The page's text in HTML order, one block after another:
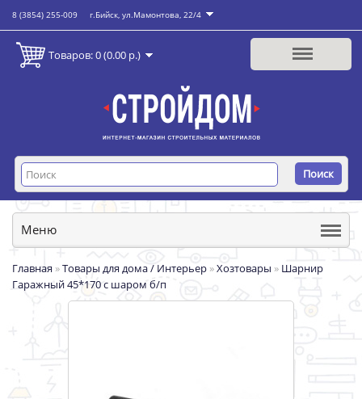
8 (3854) 255-009 г.Бийск, ул.Мамонтова, 22/4
Товаров: 0 (0.00 р.)
Поиск
Меню
Главная »Товары для дома / Интерьер »Хозтовары » Шарнир
Гаражный 45*170 с шаром б/п